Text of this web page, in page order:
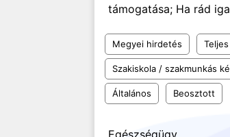
támogatása; Ha rád
Megyei hirdetés
Szakiskola / szakmunkás
Általános Beosztott
Egészségügy